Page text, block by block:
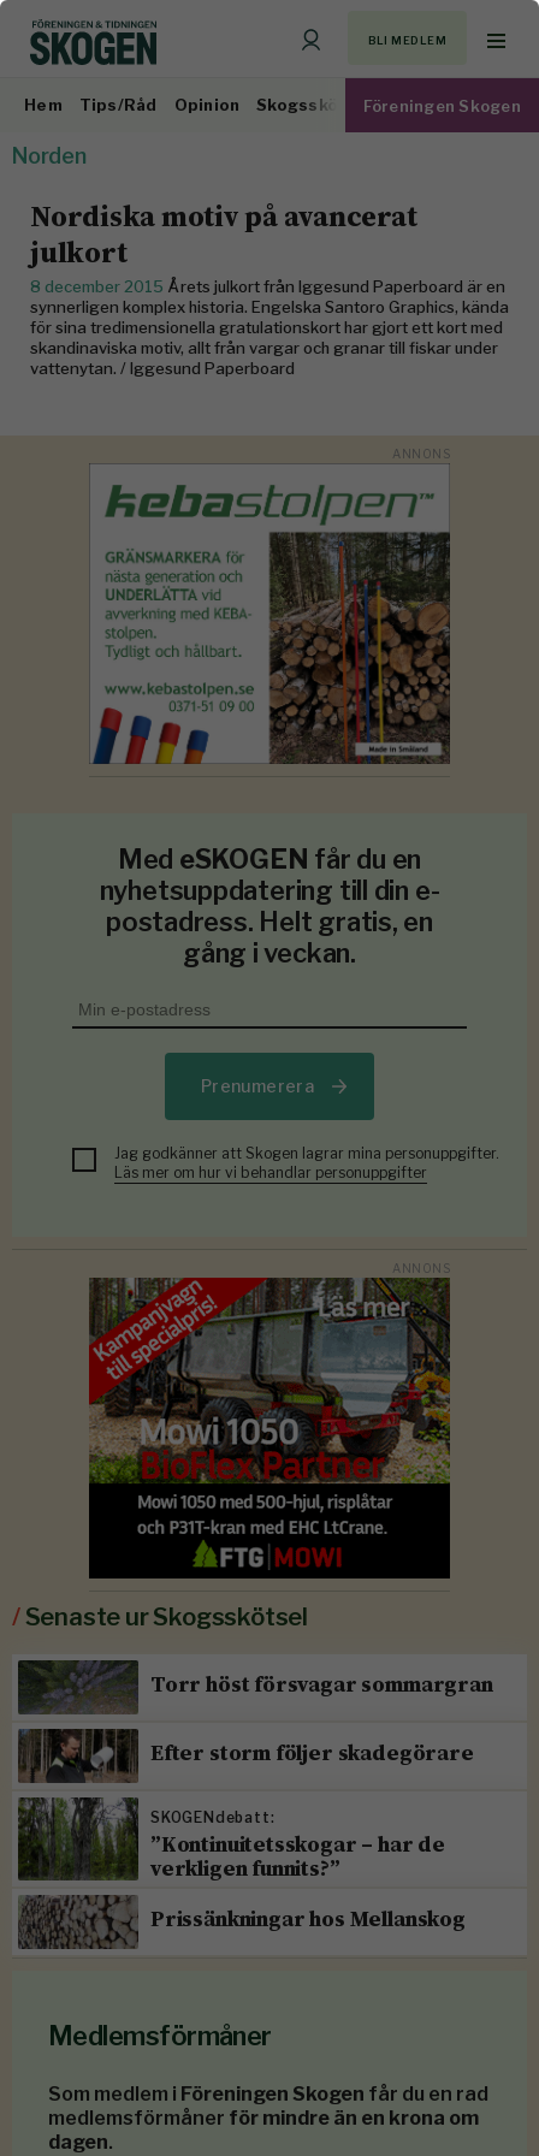
BLI MEDLEM
Hem Tips/Råd Opinion Skogsskötsel Virkesmarknad
Föreningen Skogen
Norden
Nordiska motiv på avancerat
julkort
8 december 2015 Årets julkort från Iggesund Paperboard är en
synnerligen komplex historia. Engelska Santoro Graphics, kända
för sina tredimensionella gratulationskort har gjort ett kort med
skandinaviska motiv, allt från vargar och granar till fiskar under
vattenytan. / Iggesund Paperboard
Med eSKOGEN får du en
nyhetsuppdatering till din e-
postadress. Helt gratis, en
gång i veckan.
Prenumerera
Jag godkänner att Skogen lagrar mina personuppgifter.
Läs mer om hur vi behandlar personuppgifter
/Senaste ur Skogsskötsel
Torr höst försvagar sommargran
Efter storm följer skadegörare
SKOGENdebatt:
”Kontinuitetsskogar – har de
verkligen funnits?”
Prissänkningar hos Mellanskog
Medlemsförmåner
Som medlem i Föreningen Skogen får du en rad
medlemsförmåner för mindre än en krona om
dagen.